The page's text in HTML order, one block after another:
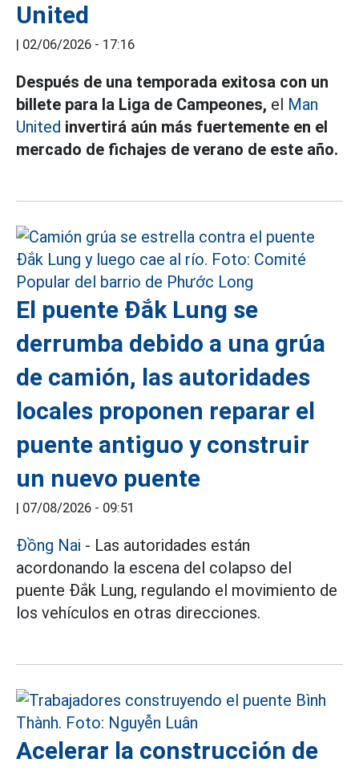
United
| 02/06/2026 - 17:16
Después de una temporada exitosa con un
billete para la Liga de Campeones, el Man
United invertirá aún más fuertemente en el
mercado de fichajes de verano de este año.
El puente Đắk Lung se
derrumba debido a una grúa
de camión, las autoridades
locales proponen reparar el
puente antiguo y construir
un nuevo puente
| 07/08/2026 - 09:51
Đồng Nai - Las autoridades están
acordonando la escena del colapso del
puente Đắk Lung, regulando el movimiento de
los vehículos en otras direcciones.
Acelerar la construcción de